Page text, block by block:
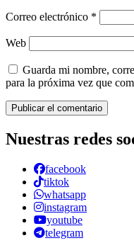
Correo electrónico *
Web
Guarda mi nombre,
para la próxima vez que
Nuestras redes
facebook
tiktok
whatsapp
instagram
youtube
telegram